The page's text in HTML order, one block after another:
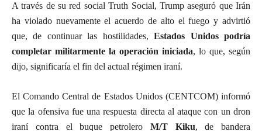
A través de su red social Truth Social, Trump aseguró que Irán
ha violado nuevamente el acuerdo de alto el fuego y advirtió
que, de continuar las hostilidades,Estados Unidos podría
completar militarmente la operación iniciada, lo que, según
dijo, significaría el fin del actual régimen iraní.
El Comando Central de Estados Unidos (CENTCOM) informó
que la ofensiva fue una respuesta directa al ataque con un dron
iraní contra el buque petrolero M/T Kiku, de bandera